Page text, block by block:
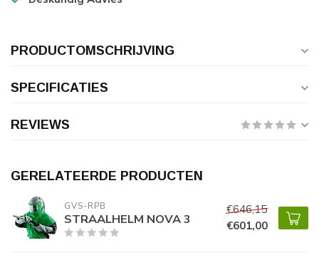
PRODUCTOMSCHRIJVING
SPECIFICATIES
REVIEWS
GERELATEERDE PRODUCTEN
GVS-RPB
STRAALHELM NOVA 3
€646,15
€601,00